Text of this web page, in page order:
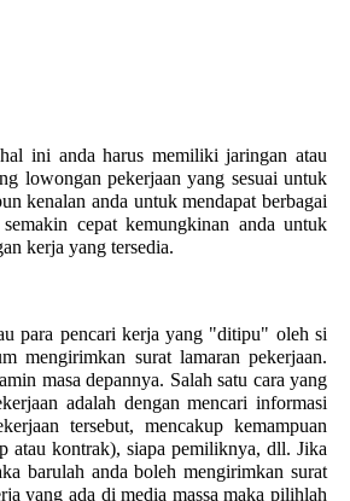
ini anda harus memiliki jaringan atau
lowongan pekerjaan yang sesuai untuk
kenalan anda untuk mendapat berbagai
cepat kemungkinan anda untuk
kerja yang tersedia.
para pencari kerja yang "ditipu" oleh si
mengirimkan surat lamaran pekerjaan.
masa depannya. Salah satu cara yang
adalah dengan mencari informasi
tersebut, mencakup kemampuan
atau kontrak), siapa pemiliknya, dll. Jika
barulah anda boleh mengirimkan surat
yang ada di media massa maka pilihlah